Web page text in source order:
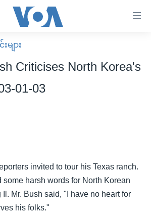
း
အလွန်
ယ်
ာျက်အလက်များ
ျား
Criticises North Korea's
01-03
invited to tour his Texas ranch.
some harsh words for North Korean
Mr. Bush said, "I have no heart for
his folks."